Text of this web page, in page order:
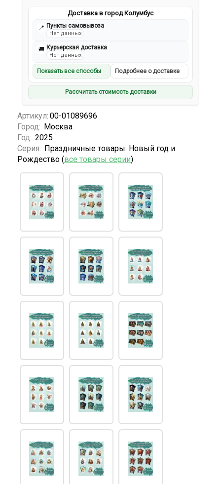
Доставка в город Колумбус
📍 Пункты самовывоза
Нет данных
🚚 Курьерская доставка
Нет данных
Показать все способы Подробнее о доставке
Рассчитать стоимость доставки
Артикул: 00-01089696
Город: Москва
Год: 2025
Серия: Праздничные товары. Новый год и
Рождество (все товары серии)